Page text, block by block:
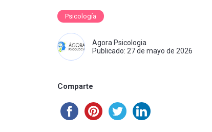
Psicología
Agora Psicologia
Publicado: 27 de mayo de 2026
Comparte